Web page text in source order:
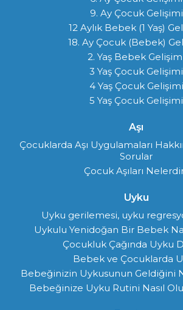
9. Ay Çocuk Gelişimi
12 Aylık Bebek (1 Yaş)
18. Ay Çocuk (Bebek)
2. Yaş Bebek
3 Yaş Çocuk Gelişimi
4 Yaş Çocuk Gelişimi
5 Yaş Çocuk Gelişimi
Aşı
Çocuklarda Aşı Uygulamaları
Sorular
Çocuk Aşıları
Uyku
Uyku gerilemesi, uyku
Uykulu Yenidoğan Bir Bebek
Çocukluk Çağında Uyku
Bebek ve Çocuklarda
Bebeğinizin Uykusunun Geldiğini
Bebeğinize Uyku Rutini Nasıl